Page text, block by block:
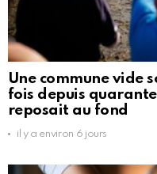
Une commune vide
fois depuis
reposait au fond
il y a environ 6 jours